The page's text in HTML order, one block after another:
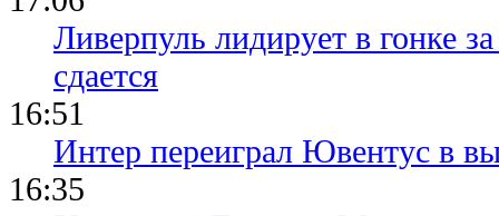
Ливерпуль лидирует в гонке
сдается
16:51
Интер переиграл Ювентус в
16:35